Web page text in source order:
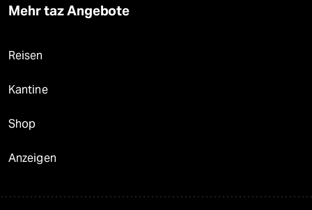
Mehr taz Angebote
Reisen
Kantine
Shop
Anzeigen